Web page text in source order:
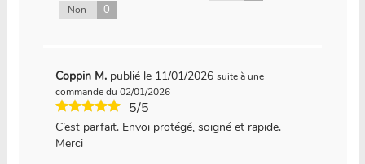
Non 0
Coppin M. publié le 11/01/2026 suite à une
commande du 02/01/2026
5/5
C’est parfait. Envoi protégé, soigné et rapide.
Merci